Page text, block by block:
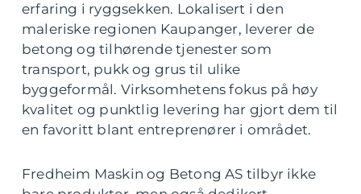
erfaring i ryggsekken. Lokalisert i den
maleriske regionen Kaupanger, leverer de
betong og tilhørende tjenester som
transport, pukk og grus til ulike
byggeformål. Virksomhetens fokus på høy
kvalitet og punktlig levering har gjort dem til
en favoritt blant entreprenører i området.
Fredheim Maskin og Betong AS tilbyr ikke